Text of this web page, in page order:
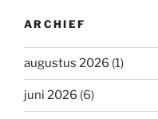
ARCHIEF
augustus 2026 (1)
juni 2026 (6)